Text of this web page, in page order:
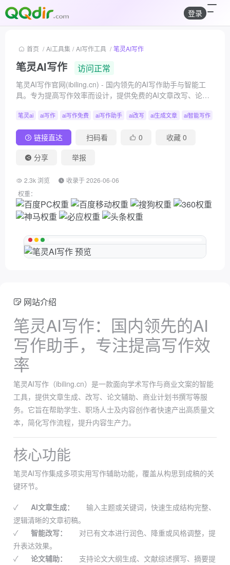
登录
首页 / Ai工具集 / AI写作工具 / 笔灵AI写作
笔灵AI写作 访问正常
笔灵AI写作官网(ibiling.cn) - 国内领先的AI写作助手与智能工
具。专为提高写作效率而设计，提供免费的AI文章改写、论文
案，笔灵AI写作都能快速生成高质量内容，简化您的写作过
程。
笔灵ai ai写作 ai写作免费 ai写作助手 ai改写 ai生成文章 ai智能写作
链接直达 扫码看 0 收藏 0
分享
举报
2.3k 浏览
收录于 2026-06-06
权重：
网站介绍
笔灵AI写作：国内领先的AI
写作助手，专注提高写作效
率
笔灵AI写作（ibiling.cn）是一款面向学术写作与商业文案的智能
工具，提供文章生成、改写、论文辅助、商业计划书撰写等服
务。它旨在帮助学生、职场人士及内容创作者快速产出高质量文
本，简化写作流程，提升内容生产力。
核心功能
笔灵AI写作集成多项实用写作辅助功能，覆盖从构思到成稿的关
键环节。
✓ AI文章生成：
输入主题或关键词，快速生成结构完整、
逻辑清晰的文章初稿。
✓
智能改写：
对已有文本进行润色、降重或风格调整，提
升表达效果。
✓
论文辅助：
支持论文大纲生成、文献综述撰写、摘要提